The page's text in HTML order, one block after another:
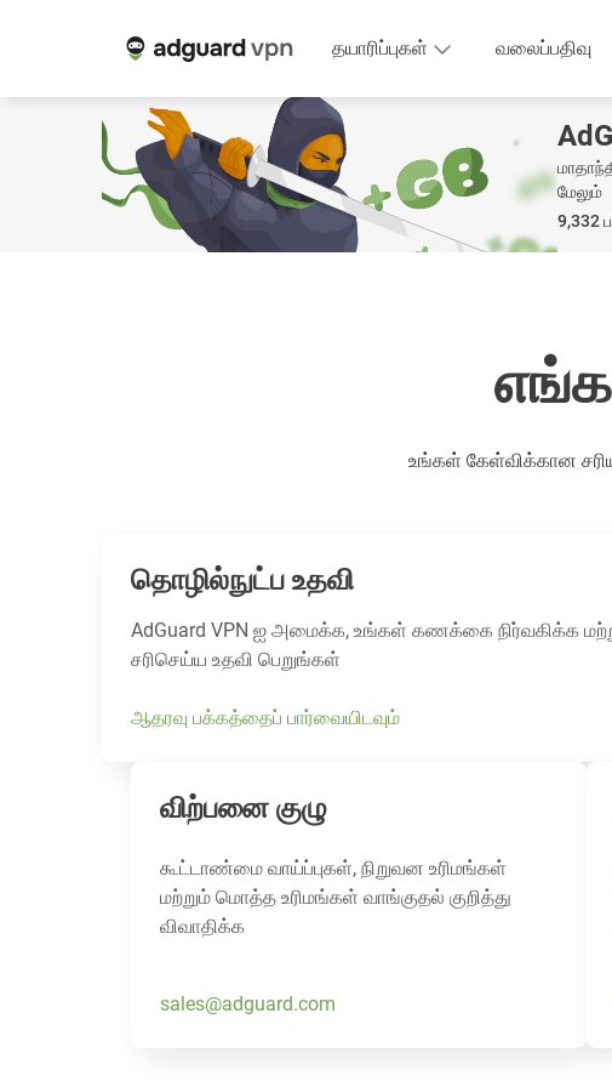
தயாரிப்புகள் வலைப்பதிவு
மேலும்
9,332
உங்கள் கேள்விக்கான
தொழில்நுட்ப உதவி
AdGuard VPN ஐ அமைக்க, உங்கள் கணக்கை நிர்வகிக்க
சரிசெய்ய உதவி பெறுங்கள்
ஆதரவு பக்கத்தைப் பார்வையிடவும்
விற்பனை குழு
கூட்டாண்மை வாய்ப்புகள், நிறுவன உரிமங்கள்
மற்றும் மொத்த உரிமங்கள் வாங்குதல் குறித்து
விவாதிக்க
sales@adguard.com